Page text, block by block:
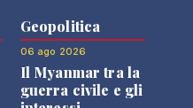
Geopolitica
06 ago 2026
Il Myanmar tra la
guerra civile e gli